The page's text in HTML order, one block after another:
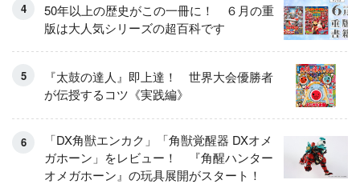
50年以上の歴史がこの一冊に！ ６月の重
版は大人気シリーズの超百科です
『太鼓の達人』即上達！ 世界大会優勝者
が伝授するコツ《実践編》
「DX角獣エンカク」「角獣覚醒器 DXオメ
ガホーン」をレビュー！ 『角醒ハンター
オメガホーン』の玩具展開がスタート！